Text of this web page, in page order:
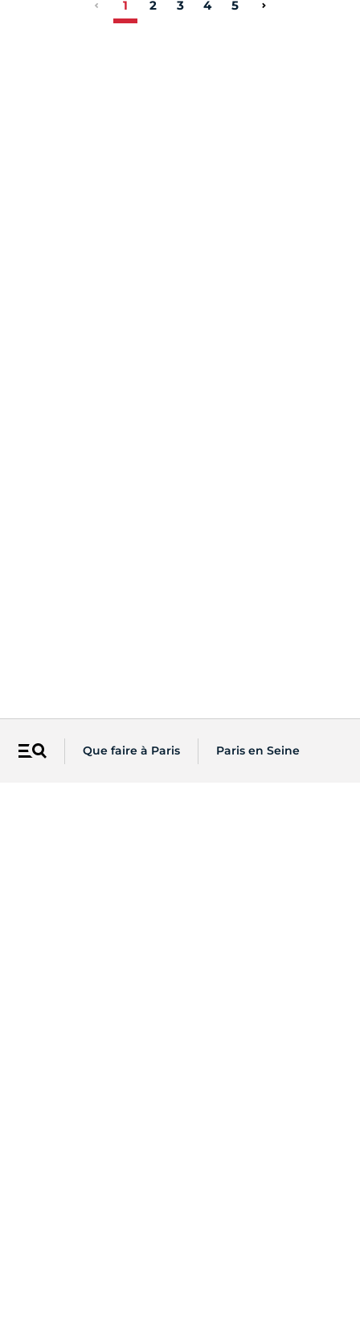
Menu Que faire à Paris Paris en Seine
1 2 3 4 5